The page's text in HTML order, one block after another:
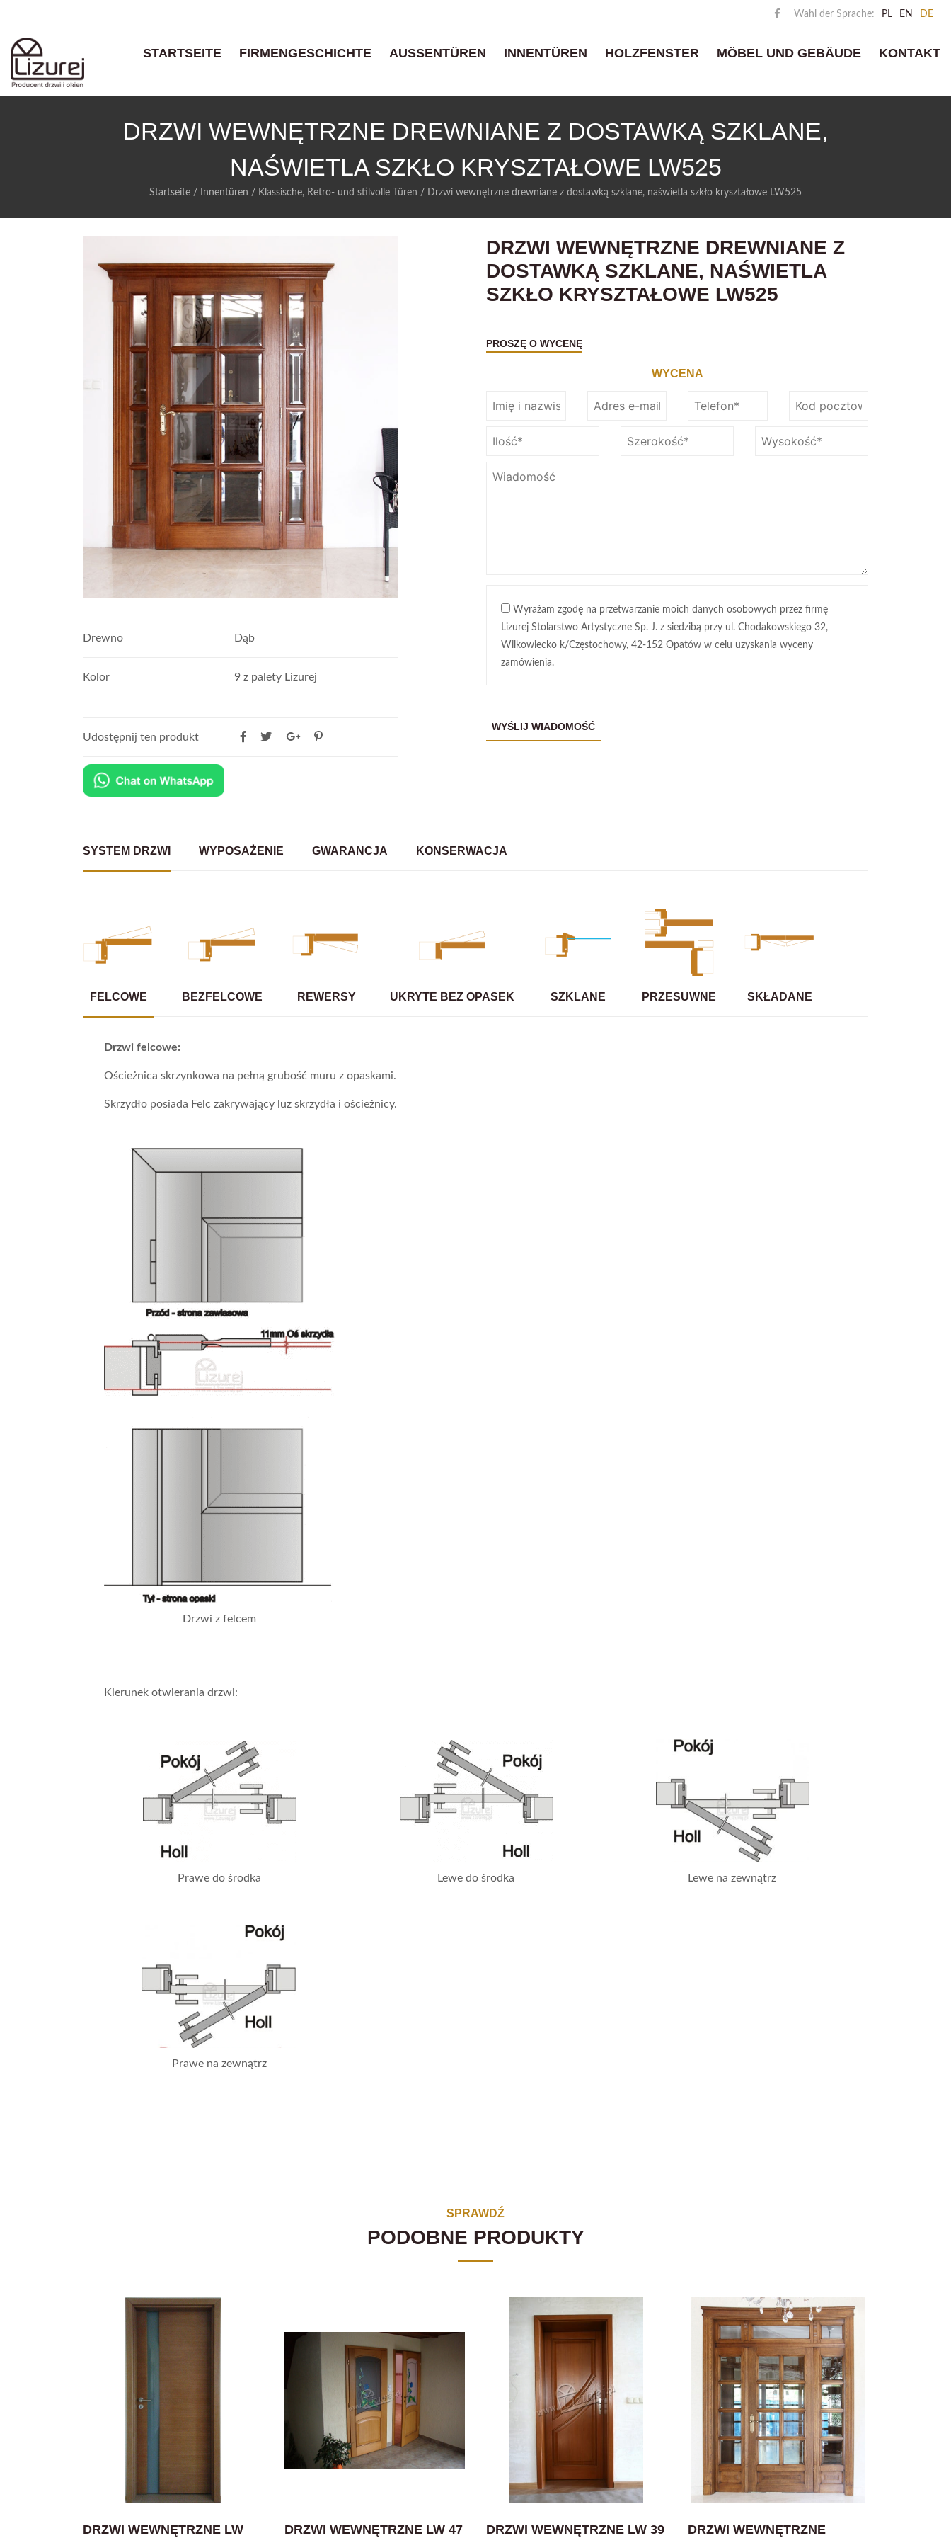
Wahl der Sprache: PL EN DE
STARTSEITE FIRMENGESCHICHTE AUSSENTÜREN INNENTÜREN HOLZFENSTER MÖBEL UND GEBÄUDE KONTAKT
DRZWI WEWNĘTRZNE DREWNIANE Z DOSTAWKĄ SZKLANE,
NAŚWIETLA SZKŁO KRYSZTAŁOWE LW525
Startseite / Innentüren / Klassische, Retro- und stilvolle Türen / Drzwi wewnętrzne drewniane z dostawką szklane, naświetla szkło kryształowe LW525
Drewno Dąb
Kolor 9 z palety Lizurej
Udostępnij ten produkt
DRZWI WEWNĘTRZNE DREWNIANE Z
DOSTAWKĄ SZKLANE, NAŚWIETLA
SZKŁO KRYSZTAŁOWE LW525
PROSZĘ O WYCENĘ
WYCENA
Wyrażam zgodę na przetwarzanie moich danych osobowych przez firmę
Lizurej Stolarstwo Artystyczne Sp. J. z siedzibą przy ul. Chodakowskiego 32,
Wilkowiecko k/Częstochowy, 42-152 Opatów w celu uzyskania wyceny
zamówienia.
SYSTEM DRZWI WYPOSAŻENIE GWARANCJA KONSERWACJA
FELCOWE BEZFELCOWE REWERSY UKRYTE BEZ OPASEK SZKLANE PRZESUWNE SKŁADANE
Drzwi felcowe:
Ościeżnica skrzynkowa na pełną grubość muru z opaskami.
Skrzydło posiada Felc zakrywający luz skrzydła i ościeżnicy.
Drzwi z felcem
Kierunek otwierania drzwi:
Prawe do środka Lewe do środka Lewe na zewnątrz
Prawe na zewnątrz
SPRAWDŹ
PODOBNE PRODUKTY
DRZWI WEWNĘTRZNE LW DRZWI WEWNĘTRZNE LW 47 DRZWI WEWNĘTRZNE LW 39 DRZWI WEWNĘTRZNE